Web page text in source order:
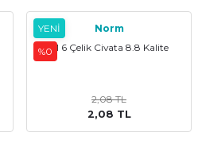
YENİ
%0
Norm
M 6 Çelik Civata 8.8 Kalite
2,08 TL
2,08 TL